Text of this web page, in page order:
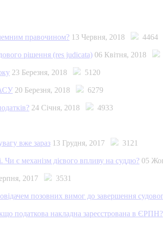
правочином? 13 Червня, 2018 4464
рішення (res judicata) 06 Квітня, 2018
23 Березня, 2018 5120
20 Березня, 2018 6279
24 Січня, 2018 4933
вже зараз 13 Грудня, 2017 3121
Чи є механізм дієвого впливу на суддю? 05
2017 3531
позовних вимог до завершення
податкова накладна зареєстрована в ЄРПН?